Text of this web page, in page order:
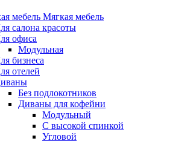
Мягкая мебель
салона красоты
офиса
Модульная
бизнеса
отелей
Без подлокотников
Диваны для кофейни
Модульный
С высокой спинкой
Угловой